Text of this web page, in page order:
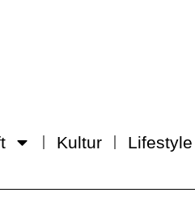
Kultur Lifestyle